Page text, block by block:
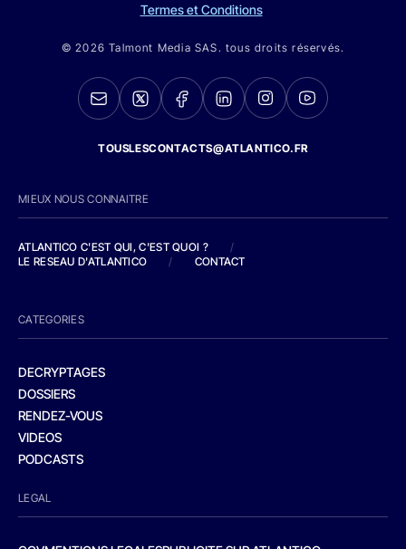
Termes et Conditions
© 2026 Talmont Media SAS. tous droits réservés.
TOUSLESCONTACTS@ATLANTICO.FR
MIEUX NOUS CONNAITRE
ATLANTICO C'EST QUI, C'EST QUOI ?
/
LE RESEAU D'ATLANTICO
/ CONTACT
CATEGORIES
DECRYPTAGES
DOSSIERS
RENDEZ-VOUS
VIDEOS
PODCASTS
LEGAL